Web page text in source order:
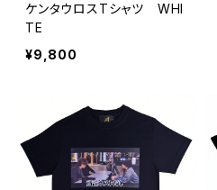
ケンタウロスTシャツ WHI
TE
¥9,800